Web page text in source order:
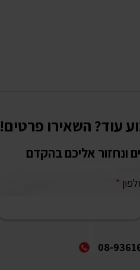
עוד? השאירו פרטים!
ונחזור אליכם בהקדם
*
08-